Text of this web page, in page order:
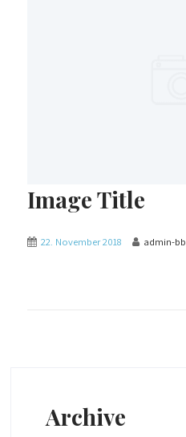
Image Title
22. November 2018 admin-bb
Archive